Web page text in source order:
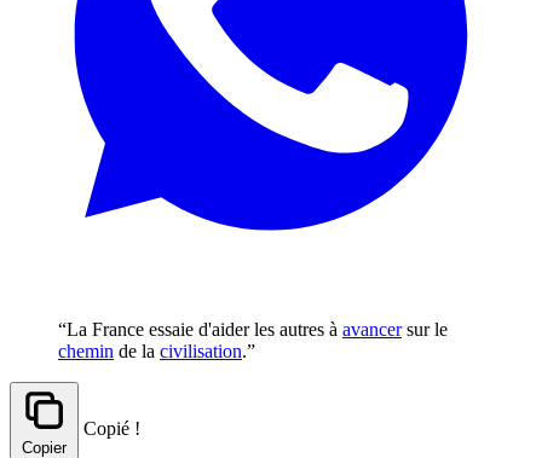
“La France essaie d'aider les autres à avancersur le
chemin de la civilisation.”
Copier
Copié !